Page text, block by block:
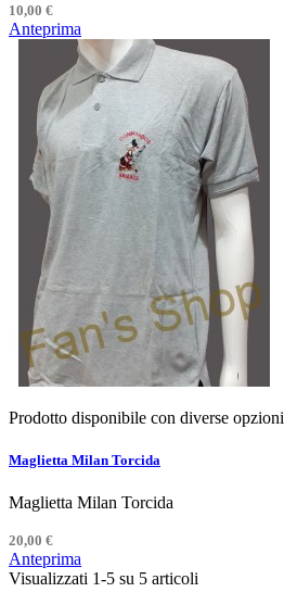
10,00 €
Anteprima
Prodotto disponibile con diverse opzioni
Maglietta Milan Torcida
Maglietta Milan Torcida
20,00 €
Anteprima
Visualizzati 1-5 su 5 articoli